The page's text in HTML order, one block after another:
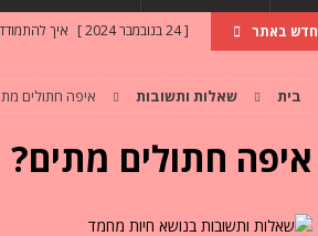
חדש באתר [ 24 בנובמבר 2024 ] איך
[ 15 בספטמבר 2024 ]
מה קורה
מחלות
בית שאלות ותשובות איפה חתולים
איפה חתולים מתים?